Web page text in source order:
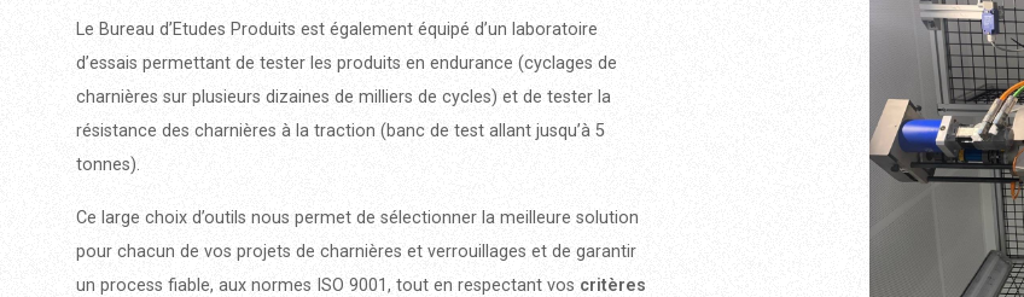
Le Bureau d’Etudes Produits est également équipé d’un laboratoire
d’essais permettant de tester les produits en endurance (cyclages de
charnières sur plusieurs dizaines de milliers de cycles) et de tester la
résistance des charnières à la traction (banc de test allant jusqu’à 5
tonnes).
Ce large choix d’outils nous permet de sélectionner la meilleure solution
pour chacun de vos projets de charnières et verrouillages et de garantir
un process fiable, aux normes ISO 9001, tout en respectant vos critères